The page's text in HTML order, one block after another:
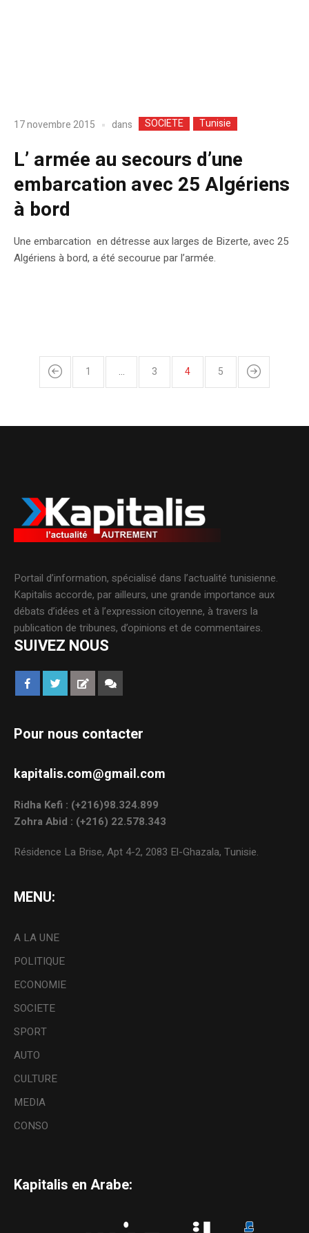
17 novembre 2015 dans SOCIETE Tunisie
L’ armée au secours d’une
embarcation avec 25 Algériens
à bord
Une embarcation en détresse aux larges de Bizerte, avec 25
Algériens à bord, a été secourue par l’armée.
1 … 3 4 5
Portail d’information, spécialisé dans l’actualité tunisienne.
Kapitalis accorde, par ailleurs, une grande importance aux
débats d’idées et à l’expression citoyenne, à travers la
publication de tribunes, d’opinions et de commentaires.
SUIVEZ NOUS
Pour nous contacter
kapitalis.com@gmail.com
Ridha Kefi : (+216)98.324.899
Zohra Abid : (+216) 22.578.343
Résidence La Brise, Apt 4-2, 2083 El-Ghazala, Tunisie.
MENU:
A LA UNE
POLITIQUE
ECONOMIE
SOCIETE
SPORT
AUTO
CULTURE
MEDIA
CONSO
Kapitalis en Arabe: